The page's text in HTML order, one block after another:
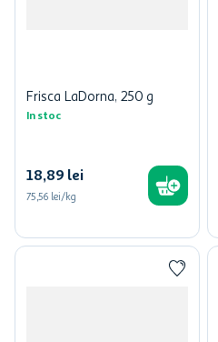
Frisca LaDorna, 250 g
In stoc
18,89 lei
75,56 lei/kg